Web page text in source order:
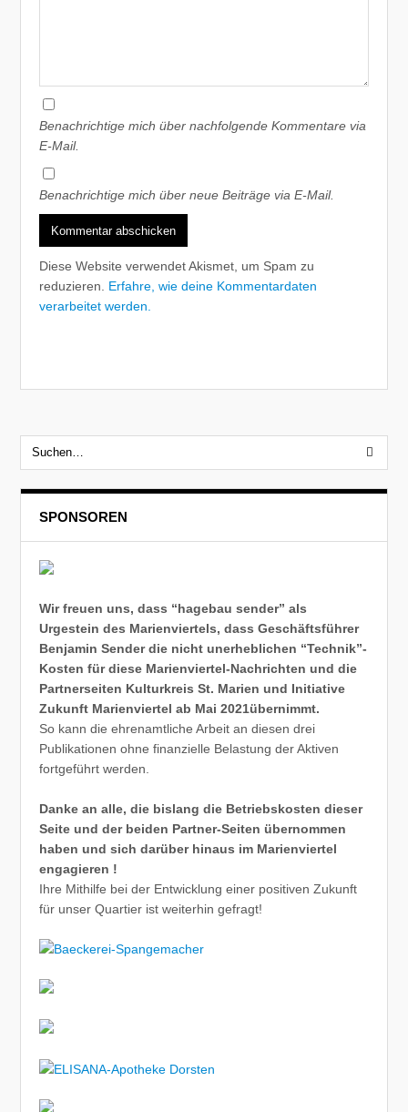
Benachrichtige mich über nachfolgende Kommentare via
E-Mail.
Benachrichtige mich über neue Beiträge via E-Mail.
Diese Website verwendet Akismet, um Spam zu
reduzieren. Erfahre, wie deine Kommentardaten
verarbeitet werden.
SPONSOREN
Wir freuen uns, dass “hagebau sender” als
Urgestein des Marienviertels, dass Geschäftsführer
Benjamin Sender die nicht unerheblichen “Technik”-
Kosten für diese Marienviertel-Nachrichten und die
Partnerseiten Kulturkreis St. Marien und Initiative
Zukunft Marienviertel ab Mai 2021übernimmt.
So kann die ehrenamtliche Arbeit an diesen drei
Publikationen ohne finanzielle Belastung der Aktiven
fortgeführt werden.
Danke an alle, die bislang die Betriebskosten dieser
Seite und der beiden Partner-Seiten übernommen
haben und sich darüber hinaus im Marienviertel
engagieren !
Ihre Mithilfe bei der Entwicklung einer positiven Zukunft
für unser Quartier ist weiterhin gefragt!